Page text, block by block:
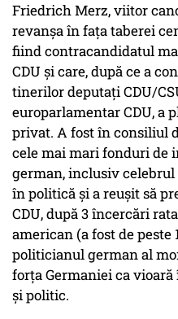
Friedrich Merz, viitor
revanșa în fața taberei
fiind contracandidatul
CDU și care, după ce a
tinerilor deputați CDU/
europarlamentar CDU, a
privat. A fost în consiliul
cele mai mari fonduri de
german, inclusiv
în politică și a reușit să
CDU, după 3 încercări
american (a fost de peste
politicianul german al
forța Germaniei ca
și politic.